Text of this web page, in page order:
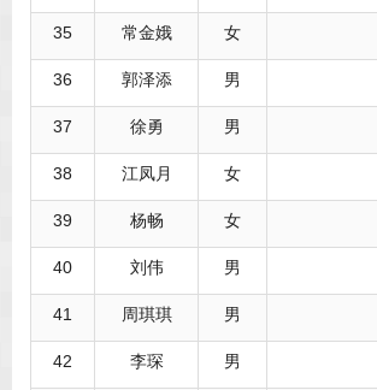
35 常金娥 女
36 郭泽添 男
37 徐勇 男
38 江凤月 女
39 杨畅 女
40 刘伟 男
41 周琪琪 男
42 李琛 男